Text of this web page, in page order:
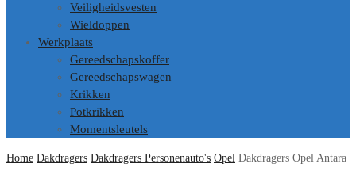
Veiligheidsvesten
Wieldoppen
Werkplaats
Gereedschapskoffer
Gereedschapswagen
Krikken
Potkrikken
Momentsleutels
Home Dakdragers Dakdragers Personenauto's Opel Dakdragers Opel Antara